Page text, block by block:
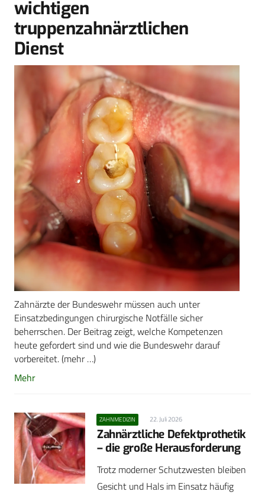
wichtigen
truppenzahnärztlichen
Dienst
Zahnärzte der Bundeswehr müssen auch unter
Einsatzbedingungen chirurgische Notfälle sicher
beherrschen. Der Beitrag zeigt, welche Kompetenzen
heute gefordert sind und wie die Bundeswehr darauf
vorbereitet. (mehr …)
Mehr
ZAHNMEDIZIN 22. Juli 2026
Zahnärztliche Defektprothetik
– die große Herausforderung
Trotz moderner Schutzwesten bleiben
Gesicht und Hals im Einsatz häufig